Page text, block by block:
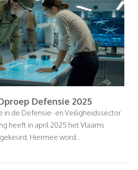
Defensie 2025
in de Defensie- en Veiligheidssector
heeft in april 2025 het Vlaams
Hiermee word...